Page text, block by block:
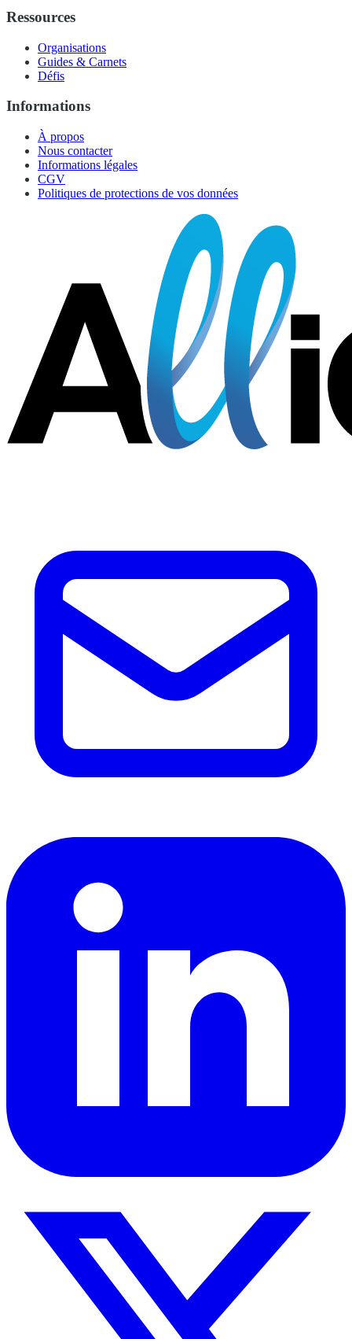
Ressources
Organisations
Guides & Carnets
Défis
Informations
À propos
Nous contacter
Informations légales
CGV
Politiques de protections de vos données